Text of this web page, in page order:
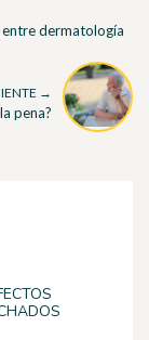
entre dermatología
→
pena?